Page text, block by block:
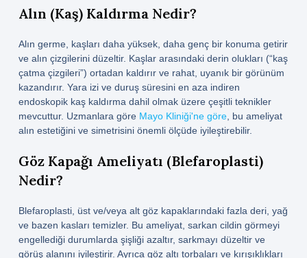
Alın (Kaş) Kaldırma Nedir?
Alın germe, kaşları daha yüksek, daha genç bir konuma getirir
ve alın çizgilerini düzeltir. Kaşlar arasındaki derin olukları (“kaş
çatma çizgileri”) ortadan kaldırır ve rahat, uyanık bir görünüm
kazandırır. Yara izi ve duruş süresini en aza indiren
endoskopik kaş kaldırma dahil olmak üzere çeşitli teknikler
mevcuttur. Uzmanlara göre Mayo Kliniği'ne göre, bu ameliyat
alın estetiğini ve simetrisini önemli ölçüde iyileştirebilir.
Göz Kapağı Ameliyatı (Blefaroplasti)
Nedir?
Blefaroplasti, üst ve/veya alt göz kapaklarındaki fazla deri, yağ
ve bazen kasları temizler. Bu ameliyat, sarkan cildin görmeyi
engellediği durumlarda şişliği azaltır, sarkmayı düzeltir ve
görüş alanını iyileştirir. Ayrıca göz altı torbaları ve kırışıklıkları